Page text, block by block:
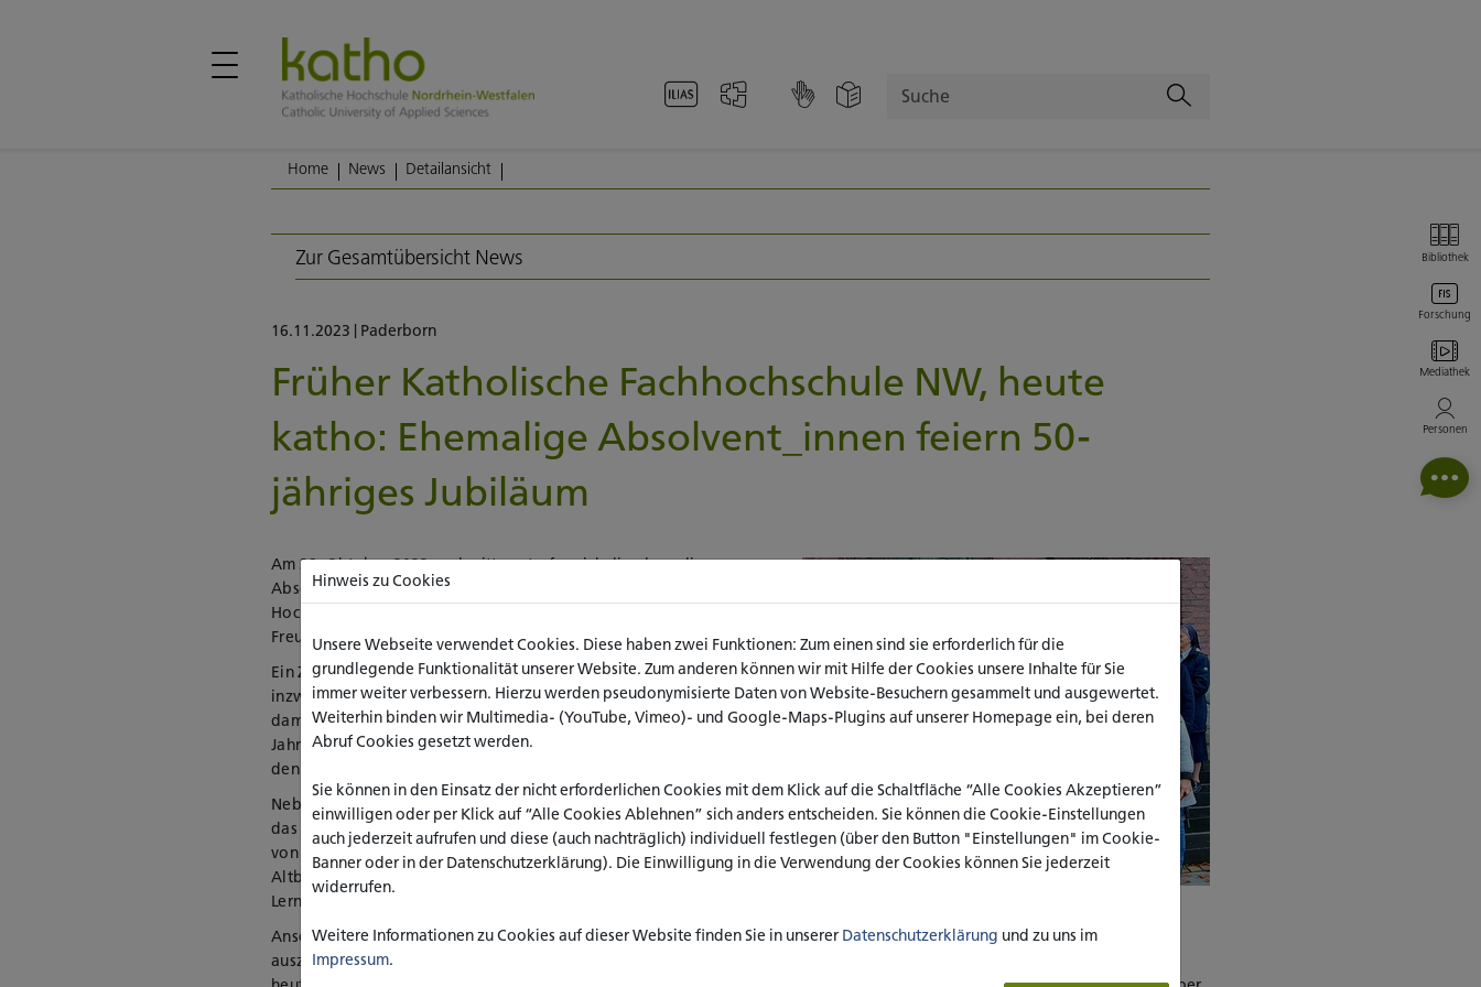
Suche
Home News Detailansicht
Zur Gesamtübersicht News
16.11.2023 | Paderborn
Früher Katholische Fachhochschule NW, heute
katho: Ehemalige Absolvent_innen feiern 50-
jähriges Jubiläum
Am 28. Oktober 2023 nachmittags trafen sich die ehemaligen
Absolvent_innen vor dem Haupteingang der Katholischen
Hochschule Nordrhein-Westfalen (katho) in Paderborn. Die
Freude, sich wieder zusehen, war groß.
Ein Zusammenhalt zwischen den Absolvent_innen im Alter von
inzwischen 70 bis 90 Jahren, die von 1973 bis 1976 an der
damaligen KFH studierten, war zu spüren. Sie treffen sich seit
Jahren regelmäßig und zu diesem besonderen Jubiläum haben sie
den Weg zurück an ihre frühere Hochschule gefunden.
Neben dem Außengelände mit seinem neuen Lerngarten ist auch
das Audimax besichtigt worden. Die Ehemaligen waren begeistert
von den Veränderungen und Weiterentwicklungen der katho. Im
Altbau wurden ebenfalls Hörsäle, Seminarräume und die
Lernwerkstatt angeschaut.
Anschließend kehrte man im Neubau/Audimax noch auf ein Getränk ein, um sich über frühere Zeiten und die Entwicklungen
auszutauschen. Ein Thema war vor allem die Studienzugangsberechtigung. So gab es damals noch persönliche Gespräche
Bibliothek
Forschung
Mediathek
Personen
Hinweis zu Cookies
Unsere Webseite verwendet Cookies. Diese haben zwei Funktionen: Zum einen sind sie erforderlich für die
grundlegende Funktionalität unserer Website. Zum anderen können wir mit Hilfe der Cookies unsere Inhalte für Sie
immer weiter verbessern. Hierzu werden pseudonymisierte Daten von Website-Besuchern gesammelt und ausgewertet.
Weiterhin binden wir Multimedia- (YouTube, Vimeo)- und Google-Maps-Plugins auf unserer Homepage ein, bei deren
Abruf Cookies gesetzt werden.
Sie können in den Einsatz der nicht erforderlichen Cookies mit dem Klick auf die Schaltfläche “Alle Cookies Akzeptieren”
einwilligen oder per Klick auf “Alle Cookies Ablehnen” sich anders entscheiden. Sie können die Cookie-Einstellungen
auch jederzeit aufrufen und diese (auch nachträglich) individuell festlegen (über den Button "Einstellungen" im Cookie-
Banner oder in der Datenschutzerklärung). Die Einwilligung in die Verwendung der Cookies können Sie jederzeit
widerrufen.
Weitere Informationen zu Cookies auf dieser Website finden Sie in unserer Datenschutzerklärung und zu uns im
Impressum.